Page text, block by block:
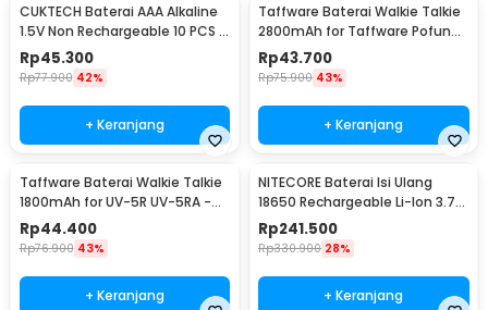
CUKTECH Baterai AAA Alkaline
1.5V Non Rechargeable 10 PCS -
Zi7
Rp45.300
Rp77.900 42%
+ Keranjang
Taffware Baterai Walkie Talkie
2800mAh for Taffware Pofung
BF-UV82 - BL-8
Rp43.700
Rp75.900 43%
+ Keranjang
Taffware Baterai Walkie Talkie
1800mAh for UV-5R UV-5RA -
BL-5
Rp44.400
Rp76.900 43%
+ Keranjang
NITECORE Baterai Isi Ulang
18650 Rechargeable Li-Ion 3.7V
3400mAh 1PCS - NL1834
Rp241.500
Rp330.900 28%
+ Keranjang